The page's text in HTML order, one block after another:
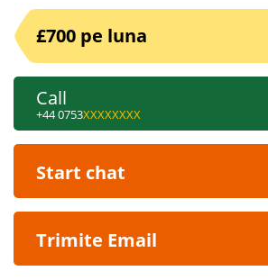
£700 pe luna
Call
+44 0753XXXXXXXX
Start chat
Trimite Email